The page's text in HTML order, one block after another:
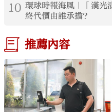
10 環球時報海風｜「漢
終代價由誰承擔？
推薦內容